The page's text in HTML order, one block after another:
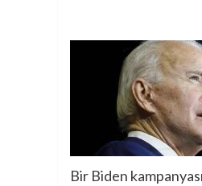
Bir Biden